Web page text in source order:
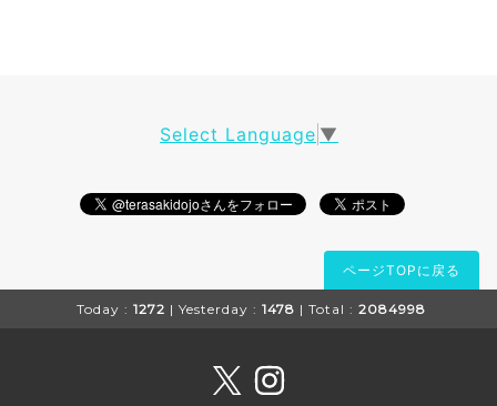
Select Language ▼
ページTOPに戻る
Today : 1272 | Yesterday : 1478 | Total : 2084998